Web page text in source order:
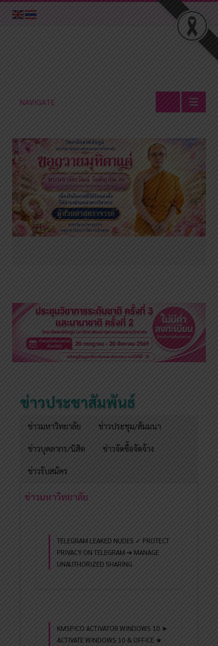
NAVIGATE
ข่าวประชาสัมพันธ์
ข่าวมหาวิทยาลัย ข่าวประชุม/สัมมนา
ข่าวบุคลากร/นิสิต ข่าวจัดซื้อจัดจ้าง
ข่าวรับสมัคร
ข่าวมหาวิทยาลัย
TELEGRAM LEAKED NUDES ✓ PROTECT
PRIVACY ON TELEGRAM ➔ MANAGE
UNAUTHORIZED SHARING
KMSPICO ACTIVATOR WINDOWS 10 ➤
ACTIVATE WINDOWS 10 & OFFICE ★